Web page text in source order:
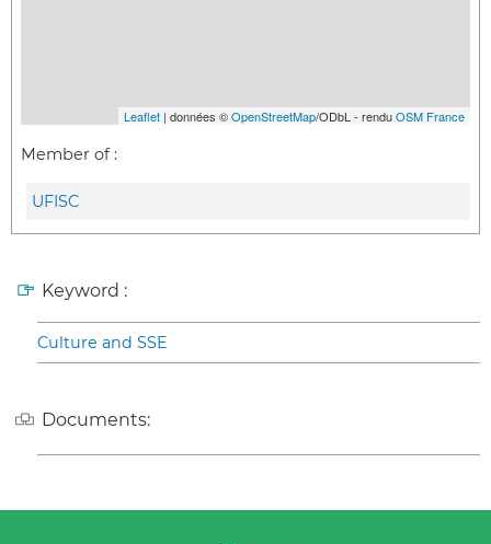
Leaflet | données ©OpenStreetMap/ODbL - renduOSM France
Member of :
UFISC
Keyword :
Culture and SSE
Documents: